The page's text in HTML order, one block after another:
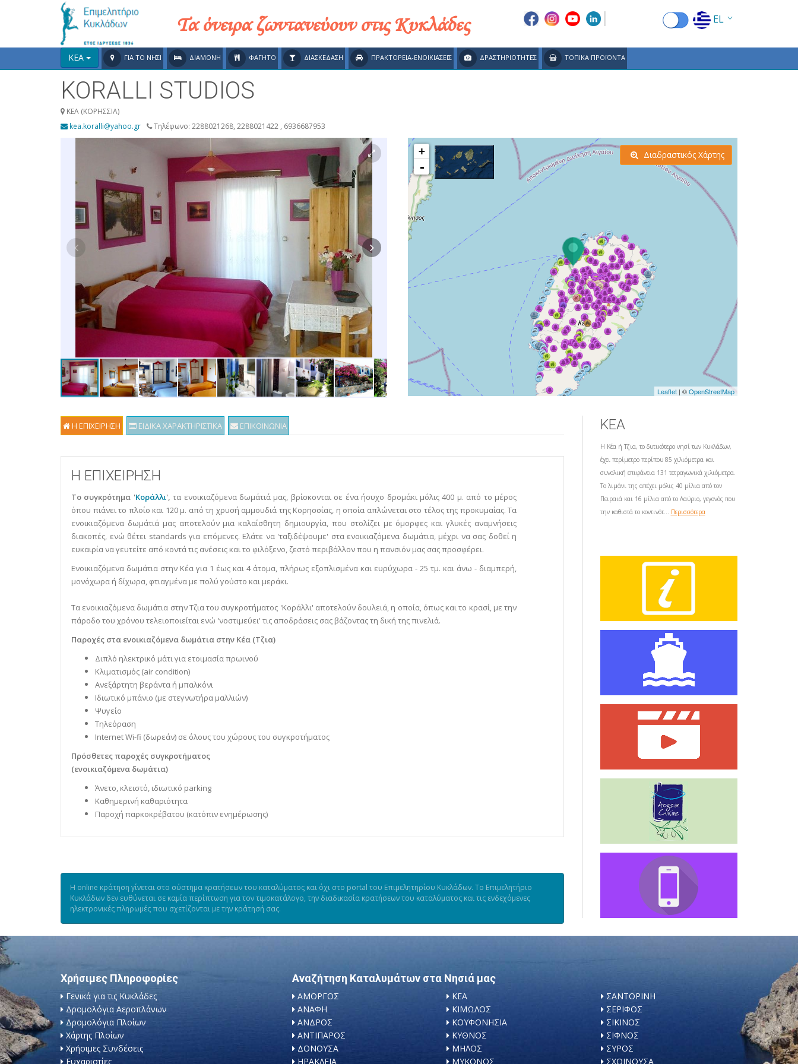
Τα όνειρα ζωντανεύουν στις Κυκλάδες EL
EN
FR
ES
RU
ΚΕΑ ΓΙΑ ΤΟ ΝΗΣΙ ΔΙΑΜΟΝΗ ΦΑΓΗΤΟ ΔΙΑΣΚΕΔΑΣΗ ΠΡΑΚΤΟΡΕΙΑ-ΕΝΟΙΚΙΑΣΕΙΣ ΔΡΑΣΤΗΡΙΟΤΗΤΕΣ ΤΟΠΙΚΑ ΠΡΟΪΟΝΤΑ
KORALLI STUDIOS
KEA (ΚΟΡΗΣΣΙΑ)
kea.koralli@yahoo.gr
Τηλέφωνο: 2288021268, 2288021422 , 6936687953
+
-
Leaflet | ©OpenStreetMap
Διαδραστικός Χάρτης
Η ΕΠΙΧΕΙΡΗΣΗ ΕΙΔΙΚΑ ΧΑΡΑΚΤΗΡΙΣΤΙΚΑ ΕΠΙΚΟΙΝΩΝΙΑ
Η ΕΠΙΧΕΙΡΗΣΗ
Το συγκρότημα 'Κοράλλι', τα ενοικιαζόμενα δωμάτιά μας, βρίσκονται σε ένα ήσυχο δρομάκι μόλις 400 μ. από το μέρος
όπου πιάνει το πλοίο και 120 μ. από τη χρυσή αμμουδιά της Κορησσίας, η οποία απλώνεται στο τέλος της προκυμαίας. Τα
ενοικιαζόμενα δωμάτιά μας αποτελούν μια καλαίσθητη δημιουργία, που στολίζει με όμορφες και γλυκές αναμνήσεις
διακοπές, ενώ θέτει standards για επόμενες. Ελάτε να 'ταξιδέψουμε' στα ενοικιαζόμενα δωμάτια, μέχρι να σας δοθεί η
ευκαιρία να γευτείτε από κοντά τις ανέσεις και το φιλόξενο, ζεστό περιβάλλον που η πανσιόν μας σας προσφέρει.
Ενοικιαζόμενα δωμάτια στην Κέα για 1 έως και 4 άτομα, πλήρως εξοπλισμένα και ευρύχωρα - 25 τμ. και άνω - διαμπερή,
μονόχωρα ή δίχωρα, φτιαγμένα με πολύ γούστο και μεράκι.
Τα ενοικιαζόμενα δωμάτια στην Τζια του συγκροτήματος 'Κοράλλι' αποτελούν δουλειά, η οποία, όπως και το κρασί, με την
πάροδο του χρόνου τελειοποιείται ενώ 'νοστιμεύει' τις αποδράσεις σας βάζοντας τη δική της πινελιά.
Παροχές στα ενοικιαζόμενα δωμάτια στην Κέα (Τζια)
Διπλό ηλεκτρικό μάτι για ετοιμασία πρωινού
Κλιματισμός (air condition)
Ανεξάρτητη βεράντα ή μπαλκόνι
Ιδιωτικό μπάνιο (με στεγνωτήρα μαλλιών)
Ψυγείο
Τηλεόραση
Internet Wi-fi (δωρεάν) σε όλους του χώρους του συγκροτήματος
Πρόσθετες παροχές συγκροτήματος
(ενοικιαζόμενα δωμάτια)
Άνετο, κλειστό, ιδιωτικό parking
Καθημερινή καθαριότητα
Παροχή παρκοκρέβατου (κατόπιν ενημέρωσης)
Η online κράτηση γίνεται στο σύστημα κρατήσεων του καταλύματος και όχι στο portal του Επιμελητηρίου Κυκλάδων. Το Επιμελητήριο
Κυκλάδων δεν ευθύνεται σε καμία περίπτωση για τον τιμοκατάλογο, την διαδικασία κρατήσεων του καταλύματος και τις ενδεχόμενες
ηλεκτρονικές πληρωμές που σχετίζονται με την κράτησή σας.
ΚΕΑ
Η Κέα ή Τζια, το δυτικότερο νησί των Κυκλάδων,
έχει περίμετρο περίπου 85 χιλιόμετρα και
συνολική επιφάνεια 131 τετραγωνικά χιλιόμετρα.
Το λιμάνι της απέχει μόλις 40 μίλια από τον
Πειραιά και 16 μίλια από το Λαύριο, γεγονός που
την καθιστά το κοντινότ... Περισσότερα
Χρήσιμες Πληροφορίες
Γενικά για τις Κυκλάδες
Δρομολόγια Αεροπλάνων
Δρομολόγια Πλοίων
Χάρτης Πλοίων
Χρήσιμες Συνδέσεις
Ευχαριστίες
Αναζήτηση Καταλυμάτων στα Νησιά μας
ΑΜΟΡΓΟΣ
ΑΝΑΦΗ
ΑΝΔΡΟΣ
ΑΝΤΙΠΑΡΟΣ
ΔΟΝΟΥΣΑ
ΗΡΑΚΛΕΙΑ
ΚΕΑ
ΚΙΜΩΛΟΣ
ΚΟΥΦΟΝΗΣΙΑ
ΚΥΘΝΟΣ
ΜΗΛΟΣ
ΜΥΚΟΝΟΣ
ΣΑΝΤΟΡΙΝΗ
ΣΕΡΙΦΟΣ
ΣΙΚΙΝΟΣ
ΣΙΦΝΟΣ
ΣΥΡΟΣ
ΣΧΟΙΝΟΥΣΑ